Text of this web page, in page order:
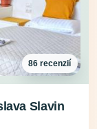
86 recenzií
Slavin